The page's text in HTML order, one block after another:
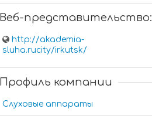
Веб-представительство:
http://akademia-
sluha.rucity/irkutsk/
Профиль компании
Слуховые аппараты